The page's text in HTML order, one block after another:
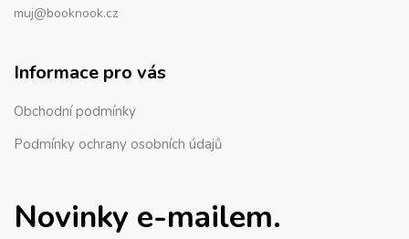
muj@booknook.cz
Informace pro vás
Obchodní podmínky
Podmínky ochrany osobních údajů
Novinky e-mailem.